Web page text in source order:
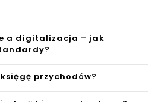
a digitalizacja – jak
przychodów?